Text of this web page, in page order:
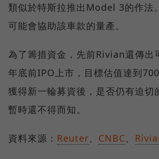
類似於特斯拉推出Model 3的作法
可能會協助該車款的量產。
為了籌措資金，先前Rivian還傳出
年底前IPO上市，目標估值達到
獲得新一輪募資後，是否仍有迫切
暫時還不得而知。
資料來源： Reuter CNBC